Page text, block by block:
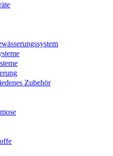
Zubehör